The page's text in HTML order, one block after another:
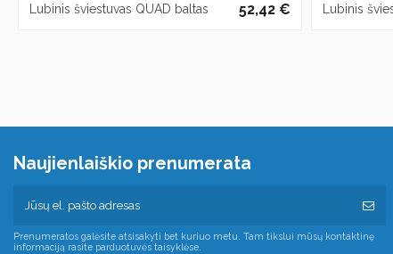
Lubinis šviestuvas QUAD baltas 52,42 € Lubinis
Naujienlaiškio prenumerata
Prenumeratos galėsite atsisakyti bet kuriuo metu. Tam tikslui mūsų kontaktinę
informaciją rasite parduotuvės taisyklėse.